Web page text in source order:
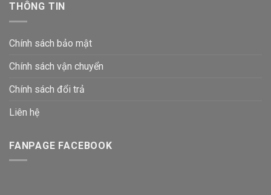
THÔNG TIN
Chính sách bảo mật
Chính sách vận chuyển
Chính sách đổi trả
Liên hệ
FANPAGE FACEBOOK